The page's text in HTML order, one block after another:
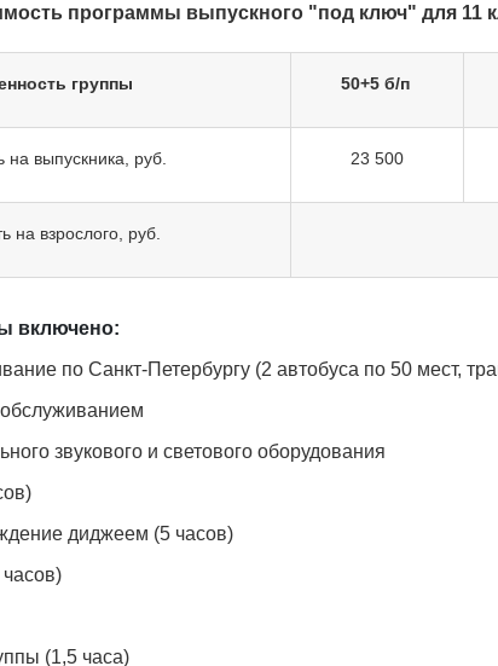
Елена, Романтика на
программы выпускного "под ключ" для 11
группы 50+5 б/п
на выпускника, руб. 23 500
на взрослого, руб.
включено:
по Санкт-Петербургу (2 автобуса по 50 мест,
звукового и светового оборудования
диджеем (5 часов)
(1,5 часа)